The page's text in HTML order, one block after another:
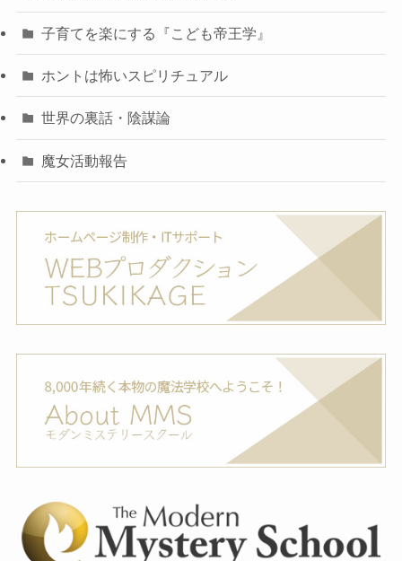
子育てを楽にする『こども帝王学』
ホントは怖いスピリチュアル
世界の裏話・陰謀論
魔女活動報告